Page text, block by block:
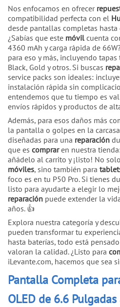
Nos enfocamos en ofrecer
compatibilidad perfecta con el
desde pantallas completas
¿Sabías que este móvil cuenta
4360 mAh y carga rápida de
para eso y más, incluyendo
Black, Gold y otros. Si buscas
service packs son ideales:
instalación rápida sin
entendemos que tu tiempo es
envíos rápidos y productos de
Además, para esos daños más
la pantalla o golpes en la
diseñadas para una reparación
que es compraren nuestra
añádelo al carrito y ¡listo! No
móviles, sino también para
foco es en tu P50 Pro. Si tienes
listo para ayudarte a elegir lo
reparación puede extender la
años. 👍
Explora nuestra categoría y
pueden transformar tu
hasta baterías, todo está
valoran la calidad. ¿Listo para
iLevante.com, hacemos que sea
Pantalla Completa
OLED de 6.6 Pulgadas